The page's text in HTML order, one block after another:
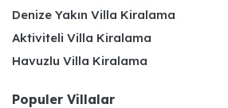
Denize Yakın Villa Kiralama
Aktiviteli Villa Kiralama
Havuzlu Villa Kiralama
Populer Villalar